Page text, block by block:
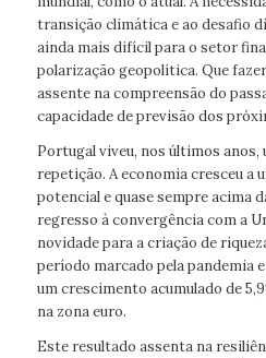
transição climática e ao desafio
ainda mais difícil para o setor
polarização geopolítica. Que
assente na compreensão do
capacidade de previsão dos
Portugal viveu, nos últimos
repetição. A economia cresceu a
potencial e quase sempre acima
regresso à convergência com a
novidade para a criação de
período marcado pela pandemia
um crescimento acumulado de
na zona euro.
Este resultado assenta na